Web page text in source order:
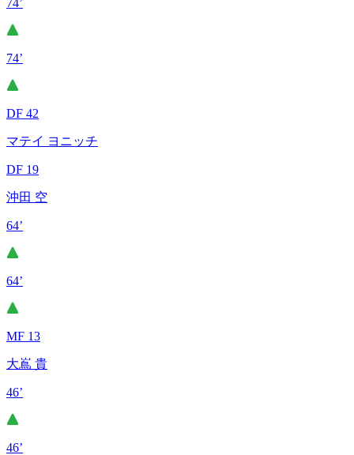
74’
74’
DF 42
マテイ ヨニッチ
DF 19
沖田 空
64’
64’
MF 13
大嶌 貴
46’
46’